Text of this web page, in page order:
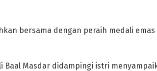
bersama dengan peraih medali
Baal Masdar didampingi istri